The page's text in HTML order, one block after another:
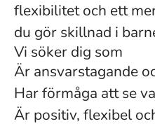
flexibilitet och ett
du gör skillnad i
Vi söker dig som
Är ansvarstagande
Har förmåga att se
Är positiv, flexibel